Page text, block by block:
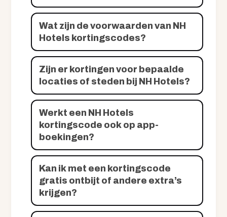
Wat zijn de voorwaarden van NH
Hotels kortingscodes?
Zijn er kortingen voor bepaalde
locaties of steden bij NH Hotels?
Werkt een NH Hotels
kortingscode ook op app-
boekingen?
Kan ik met een kortingscode
gratis ontbijt of andere extra’s
krijgen?